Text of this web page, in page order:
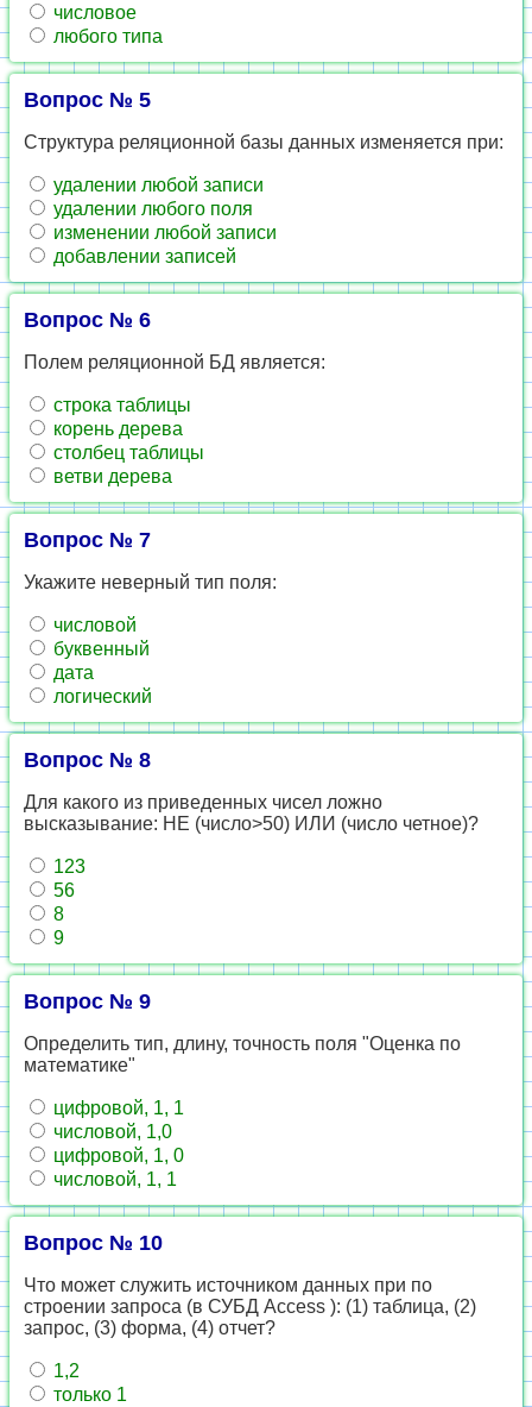
числовое
любого типа
Вопрос № 5
Структура реляционной базы данных изменяется при:
удалении любой записи
удалении любого поля
изменении любой записи
добавлении записей
Вопрос № 6
Полем реляционной БД является:
строка таблицы
корень дерева
столбец таблицы
ветви дерева
Вопрос № 7
Укажите неверный тип поля:
числовой
буквенный
дата
логический
Вопрос № 8
Для какого из приведенных чисел ложно
высказывание: НЕ (число>50) ИЛИ (число четное)?
123
56
8
9
Вопрос № 9
Определить тип, длину, точность поля "Оценка по
математике"
цифровой, 1, 1
числовой, 1,0
цифровой, 1, 0
числовой, 1, 1
Вопрос № 10
Что может служить источником данных при по
строении запроса (в СУБД Access ): (1) таблица, (2)
запрос, (3) форма, (4) отчет?
1,2
только 1